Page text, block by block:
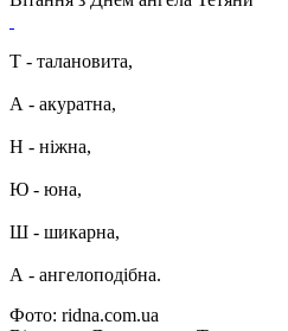
Т - талановита,
А - акуратна,
Н - ніжна,
Ю - юна,
Ш - шикарна,
А - ангелоподібна.
Фото: ridna.com.ua